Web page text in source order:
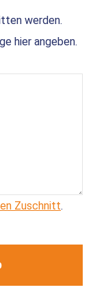
werden.
hier angeben.
Zuschnitt.